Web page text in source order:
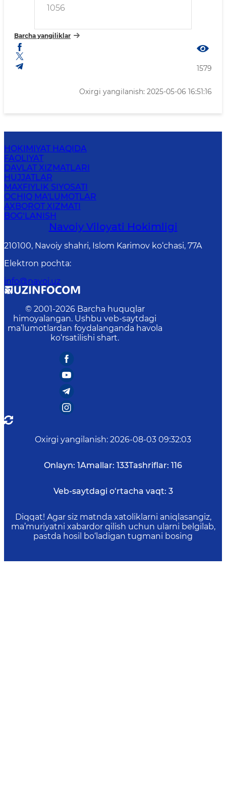
1056
Barcha yangiliklar
1579
Oxirgi yangilanish: 2025-05-06 16:51:16
HOKIMIYAT HAQIDA
FAOLIYAT
DAVLAT XIZMATLARI
HUJJATLAR
MAXFIYLIK SIYOSATI
OCHIQ MA'LUMOTLAR
AXBOROT XIZMATI
BOG‘LANISH
Navoiy Vilоyati Hоkimligi
210100, Nаvоiy shаhri, Islom Karimov ko‘chаsi, 77A
Elektron pochta:
info@navoi.uz
© 2001-2026 Barcha huquqlar
himoyalangan. Ushbu veb-saytdagi
ma’lumotlardan foydalanganda havola
ko‘rsatilishi shart.
Oxirgi yangilanish: 2026-08-03 09:32:03
Onlayn: 1Amallar: 133Tashriflar: 116
Veb-saytdagi o‘rtacha vaqt: 3
Diqqat! Agar siz matnda xatoliklarni aniqlasangiz,
ma’muriyatni xabardor qilish uchun ularni belgilab,
pastda hosil bo‘ladigan tugmani bosing